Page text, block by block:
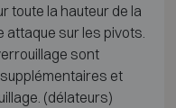
toute la hauteur de la
attaque sur les pivots.
sont
et
(délateurs)